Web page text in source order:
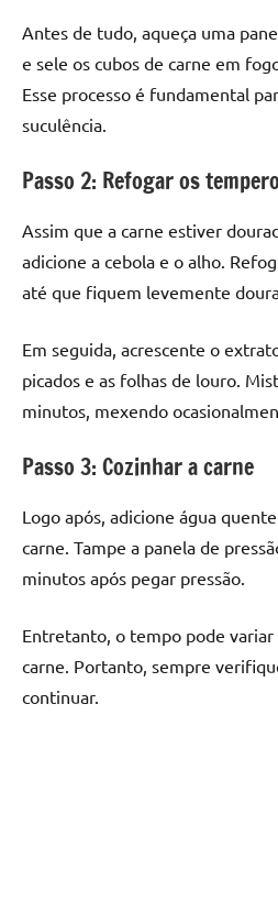
Antes de tudo, aqueça uma
e sele os cubos de carne em
Esse processo é fundamental
suculência.
Passo 2: Refogar os
Assim que a carne estiver
adicione a cebola e o alho.
até que fiquem levemente
Em seguida, acrescente o
picados e as folhas de louro.
minutos, mexendo
Passo 3: Cozinhar a carne
Logo após, adicione água
carne. Tampe a panela de
minutos após pegar pressão.
Entretanto, o tempo pode
carne. Portanto, sempre
continuar.